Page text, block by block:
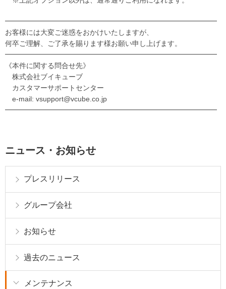
━━━━━━━━━━━━━━━━━━━━━━━━━━━━━━
お客様には大変ご迷惑をおかけいたしますが、
何卒ご理解、ご了承を賜ります様お願い申し上げます。
━━━━━━━━━━━━━━━━━━━━━━━━━━━━━━
《本件に関する問合せ先》
株式会社ブイキューブ
カスタマーサポートセンター
e-mail: vsupport@vcube.co.jp
━━━━━━━━━━━━━━━━━━━━━━━━━━━━━━
ニュース・お知らせ
プレスリリース
グループ会社
お知らせ
過去のニュース
メンテナンス